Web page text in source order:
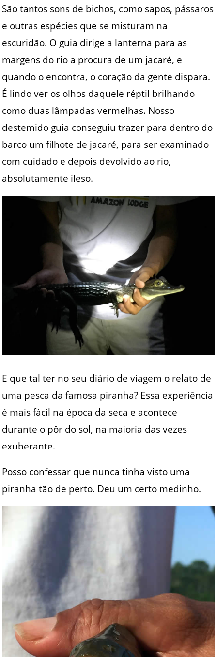
São tantos sons de bichos, como sapos, pássaros
e outras espécies que se misturam na
escuridão. O guia dirige a lanterna para as
margens do rio a procura de um jacaré, e
quando o encontra, o coração da gente dispara.
É lindo ver os olhos daquele réptil brilhando
como duas lâmpadas vermelhas. Nosso
destemido guia conseguiu trazer para dentro do
barco um filhote de jacaré, para ser examinado
com cuidado e depois devolvido ao rio,
absolutamente ileso.
E que tal ter no seu diário de viagem o relato de
uma pesca da famosa piranha? Essa experiência
é mais fácil na época da seca e acontece
durante o pôr do sol, na maioria das vezes
exuberante.
Posso confessar que nunca tinha visto uma
piranha tão de perto. Deu um certo medinho.